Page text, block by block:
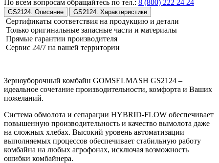
По всем вопросам обращайтесь по тел.: 8 (800) 222 24 24
GS2124. Описание GS2124. Характеристики
Сертификаты соответствия на продукцию и детали
Только оригинальные запасные части и материалы
Прямые гарантии производителя
Сервис 24/7 на вашей территории
Зерноуборочный комбайн GOMSELMASH GS2124 –
идеальное сочетание производительности, комфорта и Ваших
пожеланий.
Система обмолота и сепарации HYBRID-FLOW обеспечивает
повышенную производительность и качество вымолота даже
на сложных хлебах. Высокий уровень автоматизации
выполняемых процессов обеспечивает стабильную работу
комбайна на любых агрофонах, исключая возможность
ошибки комбайнера.